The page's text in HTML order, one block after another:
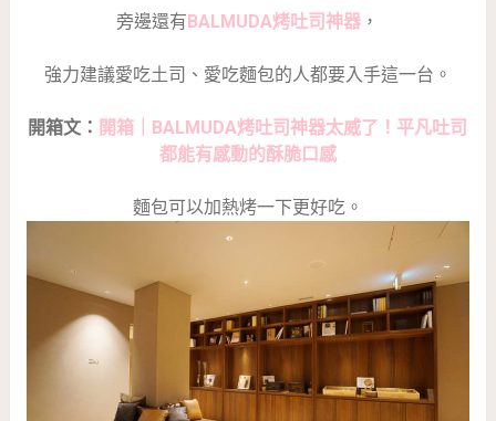
旁邊還有BALMUDA烤吐司神器 ，
強力建議愛吃土司、愛吃麵包的人都要入手這一台。
開箱文： 開箱｜BALMUDA烤吐司神器太威了！平凡吐司
都能有感動的酥脆口感
麵包可以加熱烤一下更好吃。